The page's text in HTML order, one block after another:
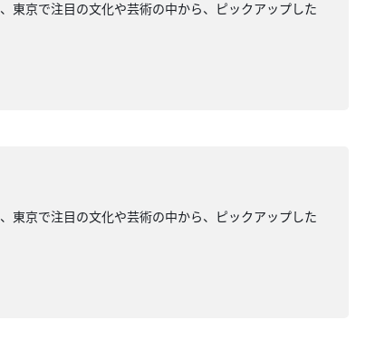
東京で注目の文化や芸術の中から、ピックアップした
東京で注目の文化や芸術の中から、ピックアップした